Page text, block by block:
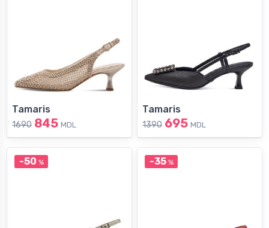
Tamaris
1690 845 MDL
Tamaris
1390 695 MDL
-50 % -35%